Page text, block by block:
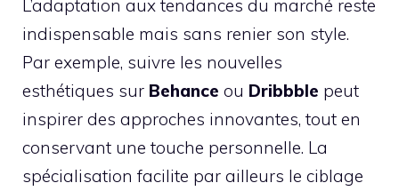
L’adaptation aux tendances du marché reste
indispensable mais sans renier son style.
Par exemple, suivre les nouvelles
esthétiques sur Behance ou Dribbble peut
inspirer des approches innovantes, tout en
conservant une touche personnelle. La
spécialisation facilite par ailleurs le ciblage